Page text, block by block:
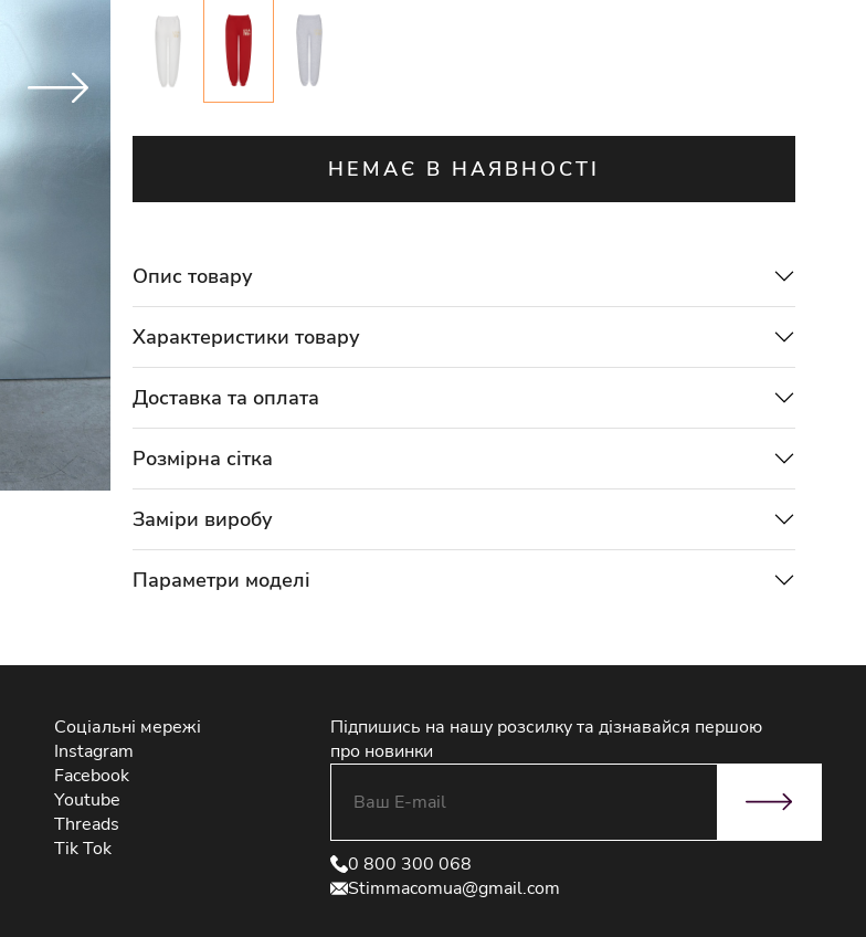
НЕМАЄ В НАЯВНОСТІ
Опис товару
Характеристики товару
Доставка та оплата
Розмірна сітка
Заміри виробу
Параметри моделі
Соціальні мережі
Instagram
Facebook
Youtube
Threads
Tik Tok
Підпишись на нашу розсилку та дізнавайся першою
про новинки
0 800 300 068
Stimmacomua@gmail.com